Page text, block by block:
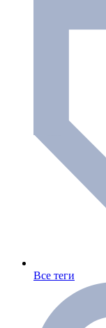
Все теги